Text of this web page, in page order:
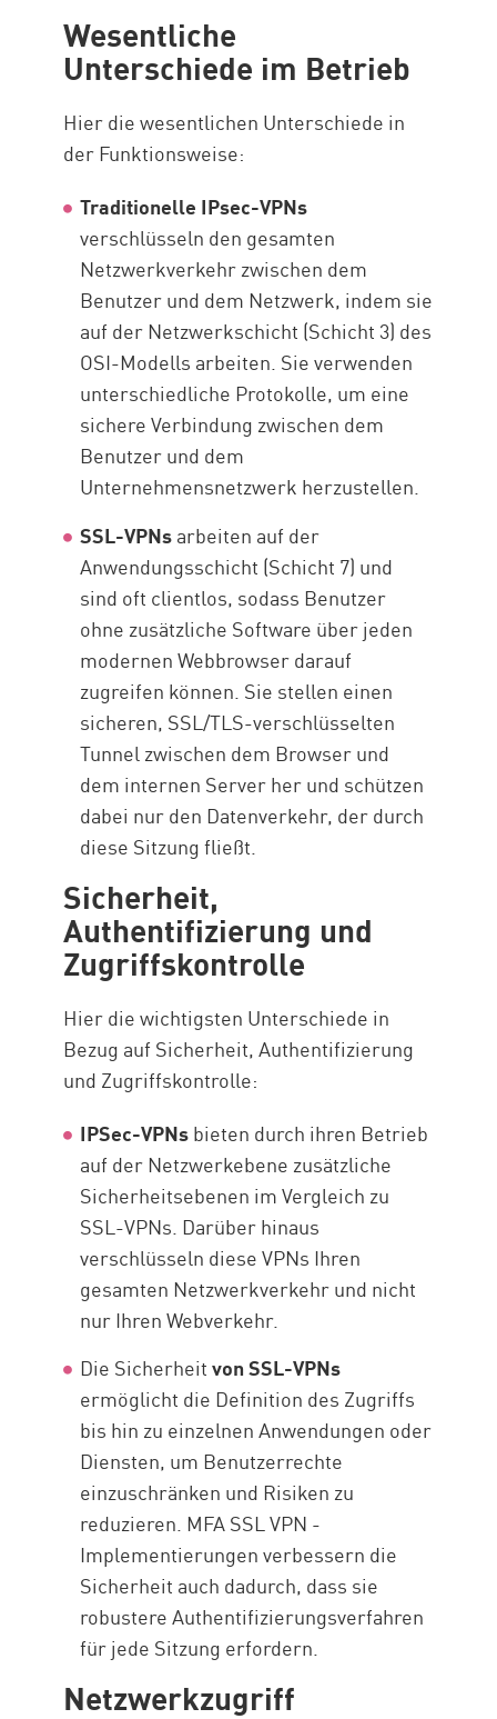
Wesentliche
Unterschiede im Betrieb
Hier die wesentlichen Unterschiede in
der Funktionsweise:
Traditionelle IPsec-VPNs
verschlüsseln den gesamten
Netzwerkverkehr zwischen dem
Benutzer und dem Netzwerk, indem sie
auf der Netzwerkschicht (Schicht 3) des
OSI-Modells arbeiten. Sie verwenden
unterschiedliche Protokolle, um eine
sichere Verbindung zwischen dem
Benutzer und dem
Unternehmensnetzwerk herzustellen.
SSL-VPNsarbeiten auf der
Anwendungsschicht (Schicht 7) und
sind oft clientlos, sodass Benutzer
ohne zusätzliche Software über jeden
modernen Webbrowser darauf
zugreifen können. Sie stellen einen
sicheren, SSL/TLS-verschlüsselten
Tunnel zwischen dem Browser und
dem internen Server her und schützen
dabei nur den Datenverkehr, der durch
diese Sitzung fließt.
Sicherheit,
Authentifizierung und
Zugriffskontrolle
Hier die wichtigsten Unterschiede in
Bezug auf Sicherheit, Authentifizierung
und Zugriffskontrolle:
IPSec-VPNsbieten durch ihren Betrieb
auf der Netzwerkebene zusätzliche
Sicherheitsebenen im Vergleich zu
SSL-VPNs. Darüber hinaus
verschlüsseln diese VPNs Ihren
gesamten Netzwerkverkehr und nicht
nur Ihren Webverkehr.
Die Sicherheitvon SSL-VPNs
ermöglicht die Definition des Zugriffs
bis hin zu einzelnen Anwendungen oder
Diensten, um Benutzerrechte
einzuschränken und Risiken zu
reduzieren. MFA SSL VPN -
Implementierungen verbessern die
Sicherheit auch dadurch, dass sie
robustere Authentifizierungsverfahren
für jede Sitzung erfordern.
Netzwerkzugriff